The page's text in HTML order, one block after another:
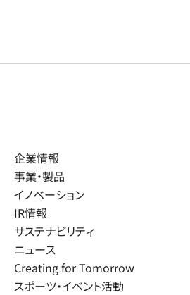
企業情報
事業・製品
イノベーション
IR情報
サステナビリティ
ニュース
Creating for Tomorrow
スポーツ・イベント活動